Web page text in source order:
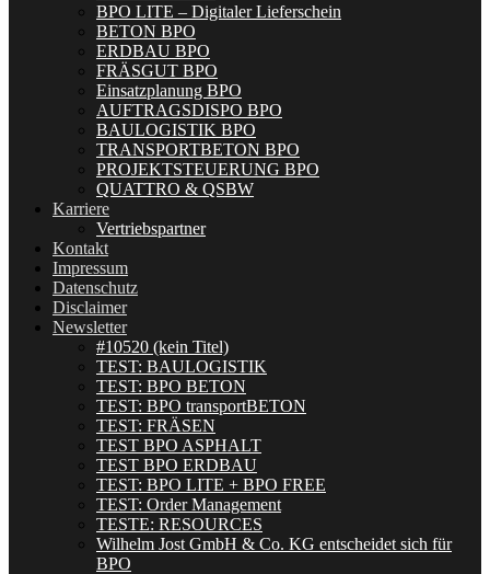
BPO LITE – Digitaler Lieferschein
BETON BPO
ERDBAU BPO
FRÄSGUT BPO
Einsatzplanung BPO
AUFTRAGSDISPO BPO
BAULOGISTIK BPO
TRANSPORTBETON BPO
PROJEKTSTEUERUNG BPO
QUATTRO & QSBW
Karriere
Vertriebspartner
Kontakt
Impressum
Datenschutz
Disclaimer
Newsletter
#10520 (kein Titel)
TEST: BAULOGISTIK
TEST: BPO BETON
TEST: BPO transportBETON
TEST: FRÄSEN
TEST BPO ASPHALT
TEST BPO ERDBAU
TEST: BPO LITE + BPO FREE
TEST: Order Management
TESTE: RESOURCES
Wilhelm Jost GmbH & Co. KG entscheidet sich für
BPO